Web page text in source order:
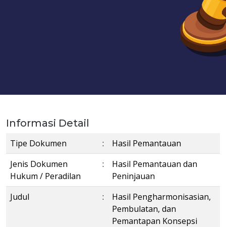
Informasi Detail
Tipe Dokumen :
Hasil Pemantauan
Jenis Dokumen
Hukum / Peradilan
:
Hasil Pemantauan dan
Peninjauan
Judul
:
Hasil Pengharmonisasian,
Pembulatan, dan
Pemantapan Konsepsi